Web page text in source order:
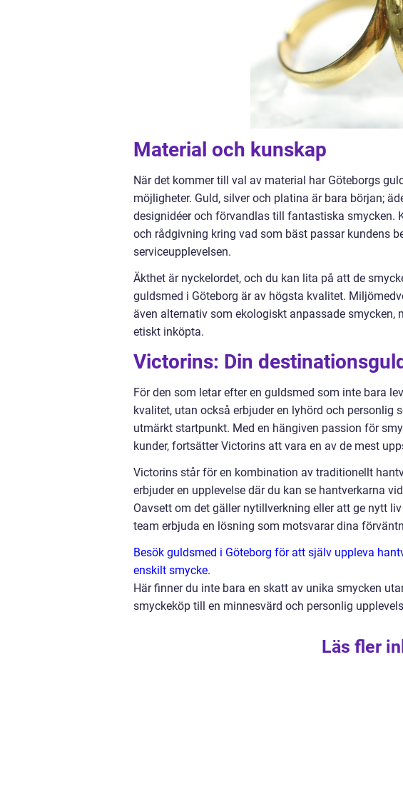
Material och kunskap
När det kommer till val av material har Göteborgs
möjligheter. Guld, silver och platina är bara början;
designidéer och förvandlas till fantastiska smycken.
och rådgivning kring vad som bäst passar kundens
serviceupplevelsen.
Äkthet är nyckelordet, och du kan lita på att de
guldsmed i Göteborg är av högsta kvalitet.
även alternativ som ekologiskt anpassade
etiskt inköpta.
Victorins: Din
För den som letar efter en guldsmed som inte bara
kvalitet, utan också erbjuder en lyhörd och personlig
utmärkt startpunkt. Med en hängiven passion för
kunder, fortsätter Victorins att vara en av de mest
Victorins står för en kombination av traditionellt
erbjuder en upplevelse där du kan se hantverkarna
Oavsett om det gäller nytillverkning eller att ge nytt
team erbjuda en lösning som motsvarar dina
Besök guldsmed i Göteborg för att själv uppleva
enskilt smycke.
Här finner du inte bara en skatt av unika smycken
smyckeköp till en minnesvärd och personlig
Läs fler